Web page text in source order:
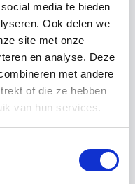
media te bieden
Ook delen we
site met onze
en analyse. Deze
met andere
of die ze hebben
van hun services.